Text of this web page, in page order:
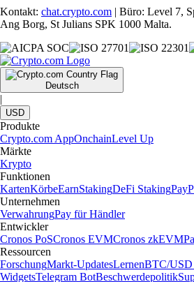
Kontakt: chat.crypto.com | Büro: Level 7,
Ang Borg, St Julians SPK 1000 Malta.
Deutsch
|
USD
Produkte
Crypto.com AppOnchainLevel Up
Märkte
Krypto
Funktionen
KartenKörbeEarnStakingDeFi StakingPay
Unternehmen
VerwahrungPay für Händler
Entwickler
Cronos PoSCronos EVMCronos zkEVM
Ressourcen
ForschungMarkt-UpdatesLernenBTC/USD
WidgetsTelegram BotBeschwerdepolitik